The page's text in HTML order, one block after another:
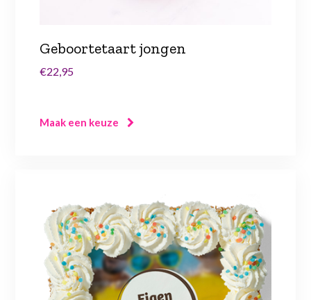
Geboortetaart jongen
€22,95
Maak een keuze